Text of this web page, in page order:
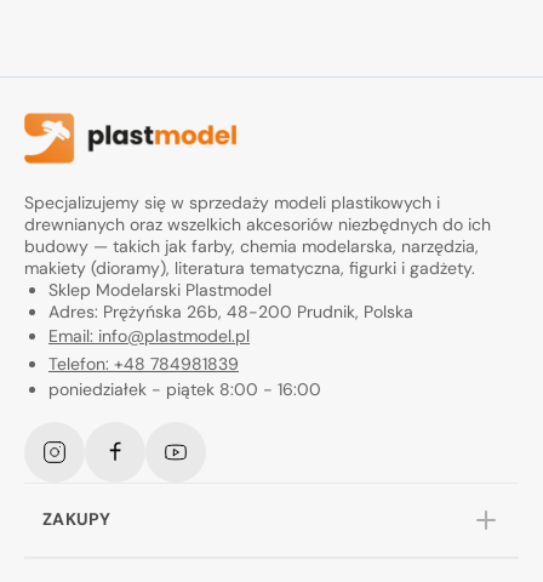
Specjalizujemy się w sprzedaży modeli plastikowych i
drewnianych oraz wszelkich akcesoriów niezbędnych do ich
budowy — takich jak farby, chemia modelarska, narzędzia,
makiety (dioramy), literatura tematyczna, figurki i gadżety.
Sklep Modelarski Plastmodel
Adres: Prężyńska 26b, 48-200 Prudnik, Polska
Email: info@plastmodel.pl
Telefon: +48 784981839
poniedziałek - piątek 8:00 - 16:00
InstagramFacebookYouTube
ZAKUPY